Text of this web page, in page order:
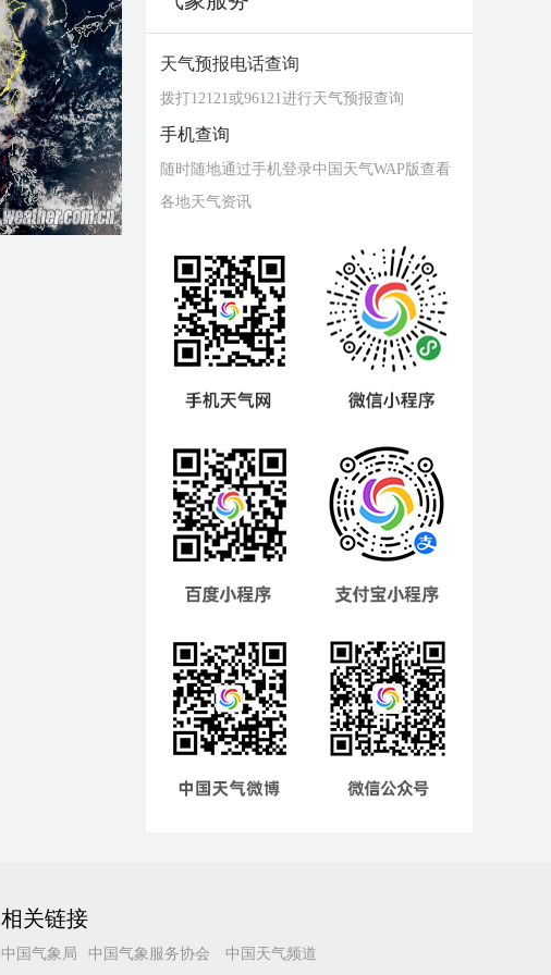
天气预报电话查询
拨打12121或96121进行天气预报查询
手机查询
随时随地通过手机登录中国天气WAP版查看
各地天气资讯
相关链接
中国气象局 中国气象服务协会 中国天气频道